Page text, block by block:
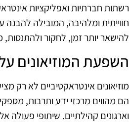
רשתות חברתיות ואפליקציות
חווייתית ומלהיבה, המובילה להבנה
להישאר יותר זמן, לחקור
השפעת המוזיאונים
מוזיאונים אינטראקטיביים לא רק
הם מהווים מרכזי ידע ותרבות,
וארגונים קהילתיים. שיתופי פעולה